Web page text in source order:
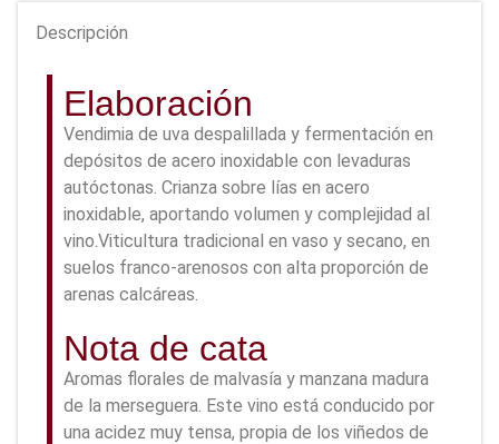
Descripción
Elaboración
Vendimia de uva despalillada y fermentación en
depósitos de acero inoxidable con levaduras
autóctonas. Crianza sobre lías en acero
inoxidable, aportando volumen y complejidad al
vino.Viticultura tradicional en vaso y secano, en
suelos franco-arenosos con alta proporción de
arenas calcáreas.
Nota de cata
Aromas florales de malvasía y manzana madura
de la merseguera. Este vino está conducido por
una acidez muy tensa, propia de los viñedos de